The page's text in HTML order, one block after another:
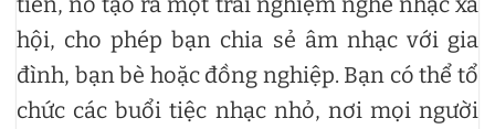
hội, cho phép bạn chia sẻ âm nhạc với gia
đình, bạn bè hoặc đồng nghiệp. Bạn có thể tổ
chức các buổi tiệc nhạc nhỏ, nơi mọi người